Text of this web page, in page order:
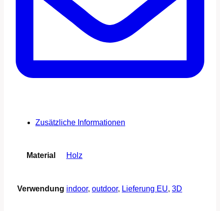
Zusätzliche Informationen
Material Holz
Verwendung indoor, outdoor, Lieferung EU, 3D